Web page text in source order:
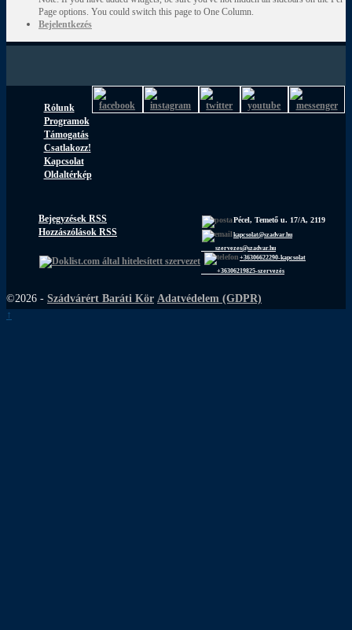
Page options. You could switch this page to One Column.
Bejelentkezés
Rólunk
Programok
Támogatás
Csatlakozz!
Kapcsolat
Oldaltérkép
Bejegyzések RSS
Hozzászólások RSS
Pécel, Temető u. 17/A, 2119
kapcsolat@szadvar.hu
szervezes@szadvar.hu
+36306622290-kapcsolat
+36306219825-szervezés
©2026 - Szádvárért Baráti Kör Adatvédelem (GDPR)
↑